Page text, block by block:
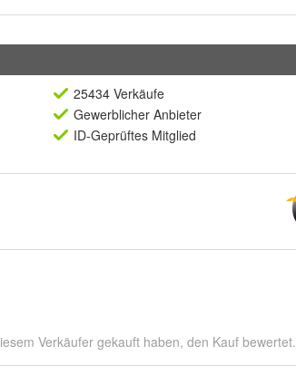
25434 Verkäufe
Gewerblicher Anbieter
ID-Geprüftes Mitglied
Verkäufer gekauft haben, den Kauf bewertet.